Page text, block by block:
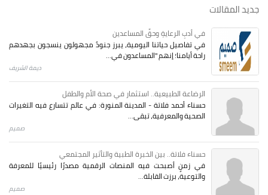
جديد المقالات
في أدبِ الرعايةِ وحقِّ المساعدين
في تفاصيل حياتنا اليومية، يبرز جنودٌ مجهولون ينسجون بجهدهم
راحة أيامنا؛ إنهم "المساعدون في...
ديمة الشريف
الرضاعة الطبيعية.. استثمار في صحة الأم والطفل
حسناء أحمد فلاتة - المدينة المنورة: في عالم تتسارع فيه التغيرات
الصحية والمعرفية، تبقى...
صميم
حسناء فلاتة.. بين الخبرة الطبية والتأثير المجتمعي
في زمنٍ أصبحت فيه المنصات الرقمية مصدرًا رئيسيًا للمعرفة
والتوعية، برزت القابلة...
صميم